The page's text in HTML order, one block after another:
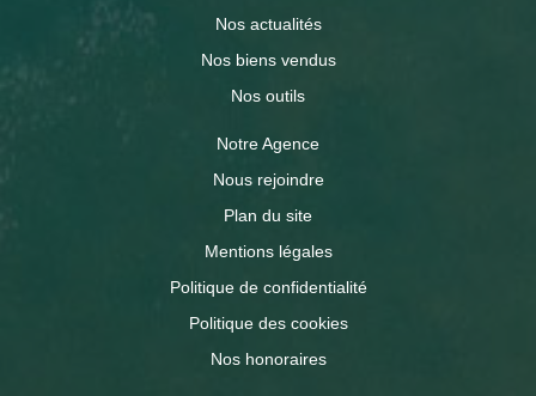
Nos actualités
Nos biens vendus
Nos outils
Notre Agence
Nous rejoindre
Plan du site
Mentions légales
Politique de confidentialité
Politique des cookies
Nos honoraires